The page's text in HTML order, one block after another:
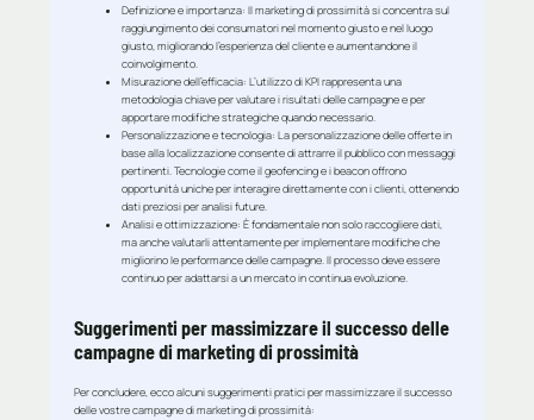
Definizione e importanza: Il marketing di prossimità si concentra sul
raggiungimento dei consumatori nel momento giusto e nel luogo
giusto, migliorando l’esperienza del cliente e aumentandone il
coinvolgimento.
Misurazione dell’efficacia: L’utilizzo di KPI rappresenta una
metodologia chiave per valutare i risultati delle campagne e per
apportare modifiche strategiche quando necessario.
Personalizzazione e tecnologia: La personalizzazione delle offerte in
base alla localizzazione consente di attrarre il pubblico con messaggi
pertinenti. Tecnologie come il geofencing e i beacon offrono
opportunità uniche per interagire direttamente con i clienti, ottenendo
dati preziosi per analisi future.
Analisi e ottimizzazione: È fondamentale non solo raccogliere dati,
ma anche valutarli attentamente per implementare modifiche che
migliorino le performance delle campagne. Il processo deve essere
continuo per adattarsi a un mercato in continua evoluzione.
Suggerimenti per massimizzare il successo delle
campagne di marketing di prossimità
Per concludere, ecco alcuni suggerimenti pratici per massimizzare il successo
delle vostre campagne di marketing di prossimità: